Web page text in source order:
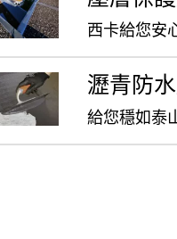
西卡給您安
瀝青防
給您穩如泰